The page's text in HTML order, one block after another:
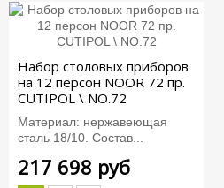
Набор столовых приборов
на 12 персон NOOR 72 пр.
CUTIPOL \ NO.72
Материал: нержавеющая
сталь 18/10. Состав...
217 698 руб